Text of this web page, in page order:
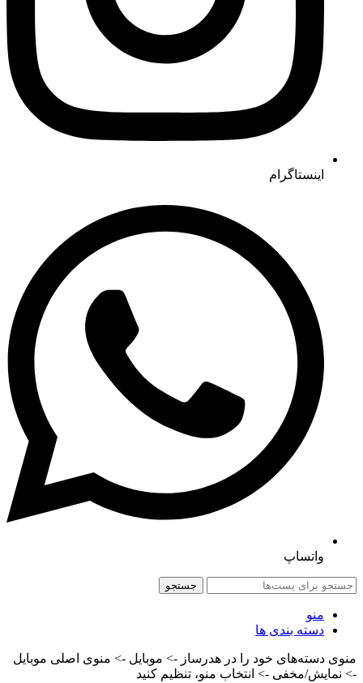
اینستاگرام
واتساپ
جستجو
منو
دسته بندی ها
منوی دسته‌های خود را در هدرساز -> موبایل -> منوی اصلی موبایل
-> نمایش/مخفی -> انتخاب منو، تنظیم کنید